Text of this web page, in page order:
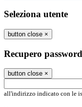
Seleziona utente
button close ×
Recupero password
button close ×
all'indirizzo indicato con le